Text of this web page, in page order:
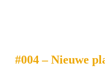
#004 – Nieuwe